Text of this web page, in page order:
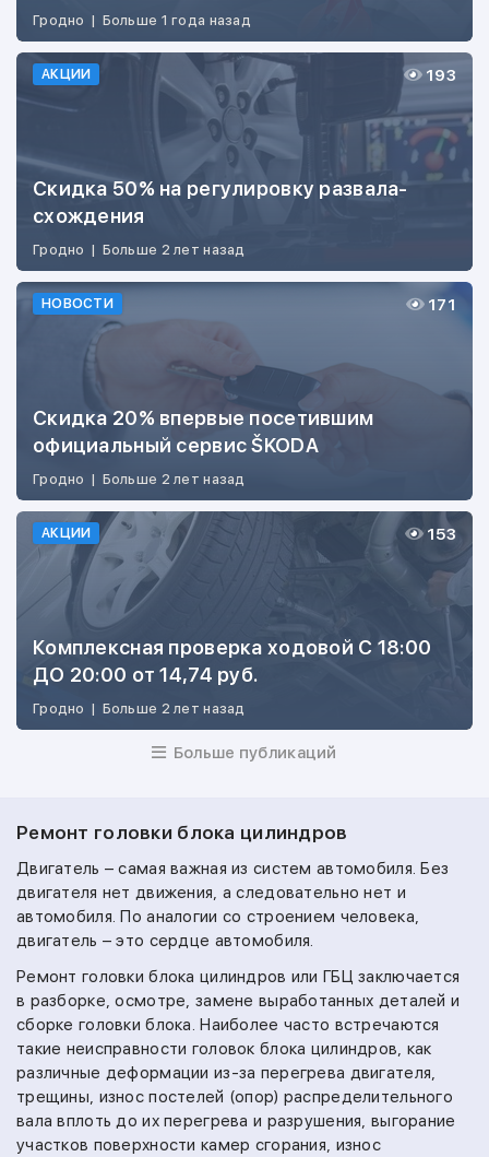
Гродно | Больше 1 года назад
АКЦИИ
Скидка 50% на регулировку развала-
схождения
Гродно | Больше 2 лет назад
193
НОВОСТИ
Скидка 20% впервые посетившим
официальный сервис ŠKODA
Гродно | Больше 2 лет назад
171
АКЦИИ
Комплексная проверка ходовой С 18:00
ДО 20:00 от 14,74 руб.
Гродно | Больше 2 лет назад
153
Больше публикаций
Ремонт головки блока цилиндров
Двигатель – самая важная из систем автомобиля. Без
двигателя нет движения, а следовательно нет и
автомобиля. По аналогии со строением человека,
двигатель – это сердце автомобиля.
Ремонт головки блока цилиндров или ГБЦ заключается
в разборке, осмотре, замене выработанных деталей и
сборке головки блока. Наиболее часто встречаются
такие неисправности головок блока цилиндров, как
различные деформации из-за перегрева двигателя,
трещины, износ постелей (опор) распределительного
вала вплоть до их перегрева и разрушения, выгорание
участков поверхности камер сгорания, износ